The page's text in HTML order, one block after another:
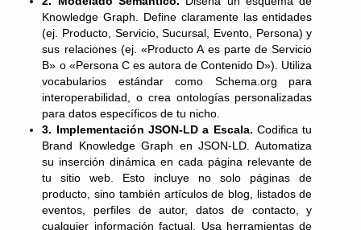
Knowledge Graph. Define claramente las entidades
(ej. Producto, Servicio, Sucursal, Evento, Persona) y
sus relaciones (ej. «Producto A es parte de Servicio
B» o «Persona C es autora de Contenido D»). Utiliza
vocabularios estándar como Schema.org para
interoperabilidad, o crea ontologías personalizadas
para datos específicos de tu nicho.
3. Implementación JSON-LD a Escala. Codifica tu
Brand Knowledge Graph en JSON-LD. Automatiza
su inserción dinámica en cada página relevante de
tu sitio web. Esto incluye no solo páginas de
producto, sino también artículos de blog, listados de
eventos, perfiles de autor, datos de contacto, y
cualquier información factual. Usa herramientas de